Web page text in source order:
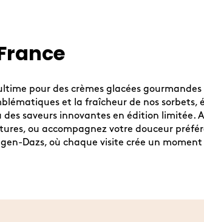
pour des crèmes glacées gourmandes
et la fraîcheur de nos sorbets,
saveurs innovantes en édition limitée.
ou accompagnez votre douceur
Dazs, où chaque visite crée un moment